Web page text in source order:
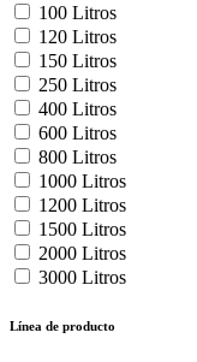
100 Litros
120 Litros
150 Litros
250 Litros
400 Litros
600 Litros
800 Litros
1000 Litros
1200 Litros
1500 Litros
2000 Litros
3000 Litros
Línea de producto